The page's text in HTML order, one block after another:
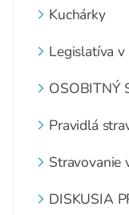
Kuchárky
Legislatíva
OSOBITNÝ
ZARIADENÍ
Pravidlá
Stravovanie
DISKUSIA